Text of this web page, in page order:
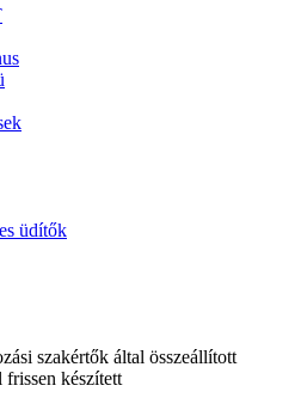
üdítők
szakértők által összeállított
frissen készített